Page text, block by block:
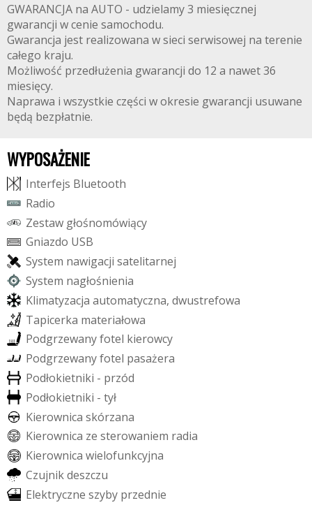
GWARANCJA na AUTO - udzielamy 3 miesięcznej
gwarancji w cenie samochodu.
Gwarancja jest realizowana w sieci serwisowej na terenie
całego kraju.
Możliwość przedłużenia gwarancji do 12 a nawet 36
miesięcy.
Naprawa i wszystkie części w okresie gwarancji usuwane
będą bezpłatnie.
WYPOSAŻENIE
Interfejs Bluetooth
Radio
Zestaw głośnomówiący
Gniazdo USB
System nawigacji satelitarnej
System nagłośnienia
Klimatyzacja automatyczna, dwustrefowa
Tapicerka materiałowa
Podgrzewanyfotel kierowcy
Podgrzewanyfotel pasażera
Podłokietniki - przód
Podłokietniki - tył
Kierownica skórzana
Kierownica ze sterowaniem radia
Kierownica wielofunkcyjna
Czujnikdeszczu
Elektryczne szyby przednie